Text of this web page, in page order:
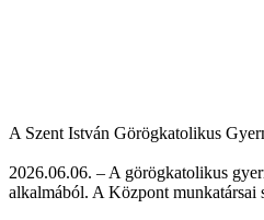
A Szent István Görögkatolikus
2026.06.06. – A görögkatolikus
alkalmából. A Központ munkatársai